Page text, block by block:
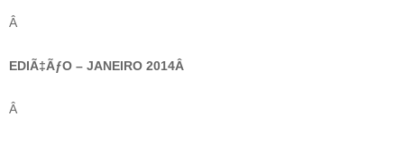
Â
EDIÃ‡ÃƒO – JANEIRO 2014Â
Â